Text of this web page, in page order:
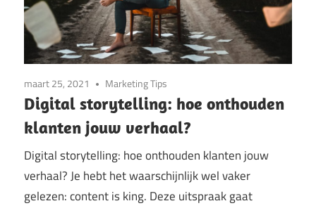
maart 25, 2021 Marketing Tips
Digital storytelling: hoe onthouden
klanten jouw verhaal?
Digital storytelling: hoe onthouden klanten jouw
verhaal? Je hebt het waarschijnlijk wel vaker
gelezen: content is king. Deze uitspraak gaat